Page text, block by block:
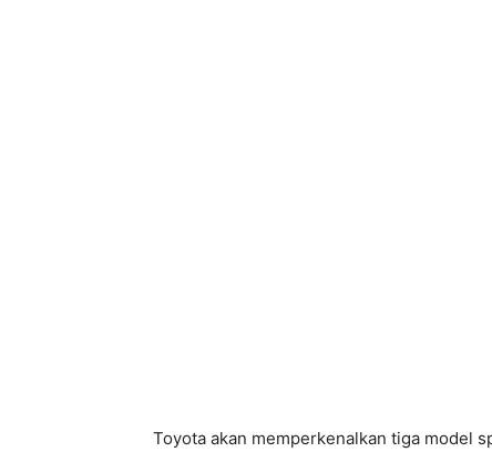
Toyota akan memperkenalkan tiga model